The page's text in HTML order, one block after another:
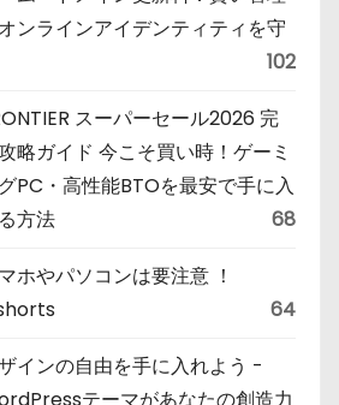
ンラインアイデンティティを守
102
スーパーセール2026 完
略ガイド 今こそ買い時！ゲーミ
PC・高性能BTOを最安で手に入
方法
68
ホやパソコンは要注意 ！
64
インの自由を手に入れよう -